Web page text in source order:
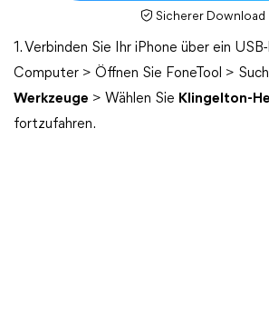
Sicherer Download
1. Verbinden Sie Ihr iPhone über ein
Computer > Öffnen Sie FoneTool >
Werkzeuge > Wählen Sie Klingelton-
fortzufahren.